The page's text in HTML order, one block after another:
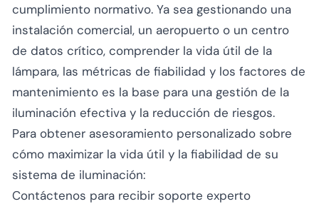
cumplimiento normativo. Ya sea gestionando una
instalación comercial, un aeropuerto o un centro
de datos crítico, comprender la vida útil de la
lámpara, las métricas de fiabilidad y los factores de
mantenimiento es la base para una gestión de la
iluminación efectiva y la reducción de riesgos.
Para obtener asesoramiento personalizado sobre
cómo maximizar la vida útil y la fiabilidad de su
sistema de iluminación:
Contáctenos para recibir soporte experto